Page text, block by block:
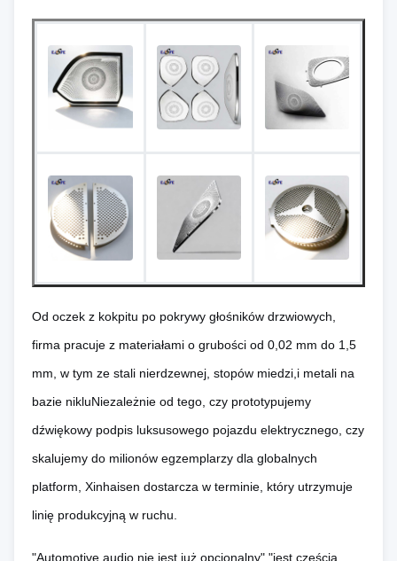
Od oczek z kokpitu po pokrywy głośników drzwiowych,
firma pracuje z materiałami o grubości od 0,02 mm do 1,5
mm, w tym ze stali nierdzewnej, stopów miedzi,i metali na
bazie nikluNiezależnie od tego, czy prototypujemy
dźwiękowy podpis luksusowego pojazdu elektrycznego, czy
skalujemy do milionów egzemplarzy dla globalnych
platform, Xinhaisen dostarcza w terminie, który utrzymuje
linię produkcyjną w ruchu.
"Automotive audio nie jest już opcjonalny" "jest częścią